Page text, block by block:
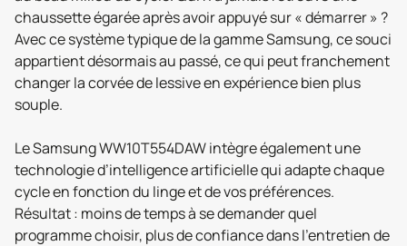
chaussette égarée après avoir appuyé sur « démarrer » ?
Avec ce système typique de la gamme Samsung, ce souci
appartient désormais au passé, ce qui peut franchement
changer la corvée de lessive en expérience bien plus
souple.
Le Samsung WW10T554DAW intègre également une
technologie d’intelligence artificielle qui adapte chaque
cycle en fonction du linge et de vos préférences.
Résultat : moins de temps à se demander quel
programme choisir, plus de confiance dans l’entretien de